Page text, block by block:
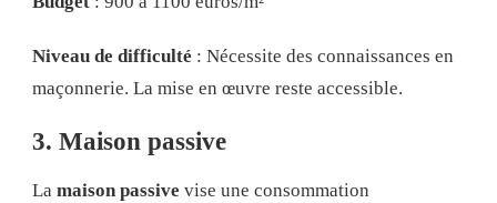
Niveau de difficulté : Nécessite des connaissances en
maçonnerie. La mise en œuvre reste accessible.
3. Maison passive
La maison passive vise une consommation